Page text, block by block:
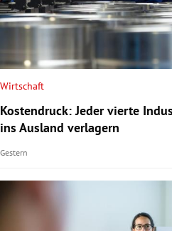
Wirtschaft
Kostendruck: Jeder vierte
ins Ausland verlagern
Gestern